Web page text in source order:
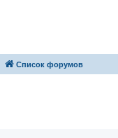
Список форумов